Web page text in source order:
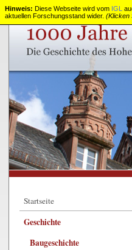
1000
Jahre
Mainzer
Dom
Startseite
Geschichte
Baugeschichte
Hinweis: Diese Webseite wird vom IGL
aktuellen Forschungsstand wider. (Klicken